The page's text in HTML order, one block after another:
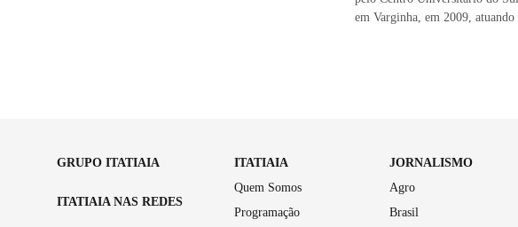
em Varginha, em 2009,
GRUPO ITATIAIA
ITATIAIA NAS REDES
ITATIAIA
Quem Somos
Programação
JORNALISMO
Agro
Brasil